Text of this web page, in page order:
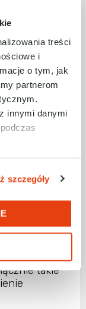
treści
i
o tym, jak
partnerom
innymi danymi
szczegóły
się na
budzi
się
i
od
cyfrowej
plan
w
takie